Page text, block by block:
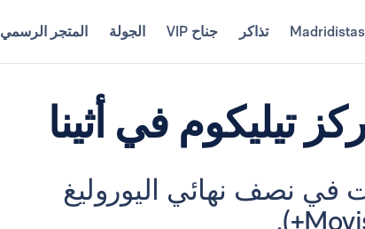
Madridistas تذاكر جناح VIP الجولة المتجر الرسمي
تيليكوم في أثينا
في نصف نهائي اليوروليغ